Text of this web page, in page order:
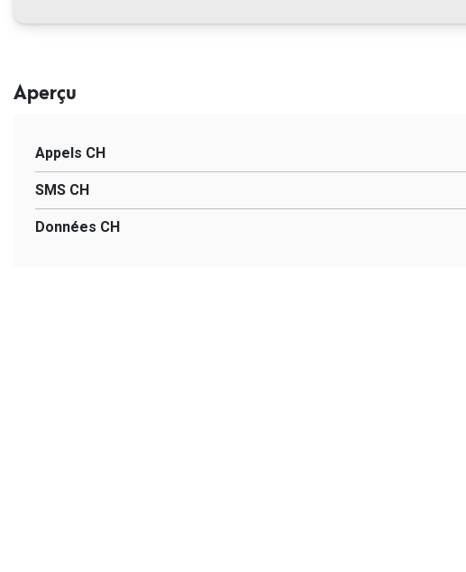
Aperçu
Appels CH
SMS CH
Données CH